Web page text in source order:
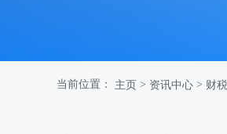
当前位置： 主页 > 资讯中心 > 财